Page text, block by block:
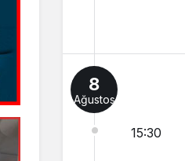
8
Ağustos
15:30